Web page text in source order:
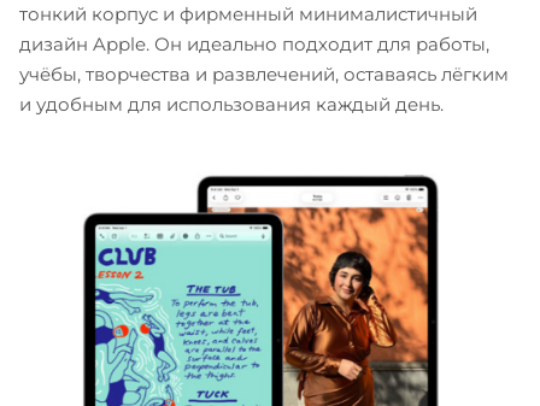
тонкий корпус и фирменный минималистичный
дизайн Apple. Он идеально подходит для работы,
учёбы, творчества и развлечений, оставаясь лёгким
и удобным для использования каждый день.